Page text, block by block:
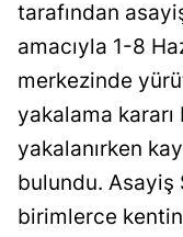
tarafından
amacıyla 1-8
merkezinde
yakalama kararı
yakalanırken
bulundu. Asayiş
birimlerce